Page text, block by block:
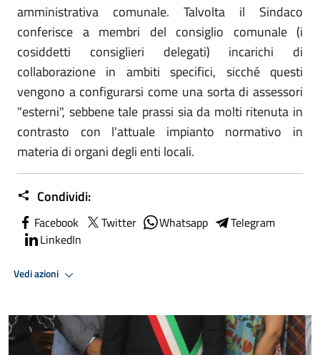
amministrativa comunale. Talvolta il Sindaco
conferisce a membri del consiglio comunale (i
cosiddetti consiglieri delegati) incarichi di
collaborazione in ambiti specifici, sicché questi
vengono a configurarsi come una sorta di assessori
"esterni", sebbene tale prassi sia da molti ritenuta in
contrasto con l'attuale impianto normativo in
materia di organi degli enti locali.
Condividi:
Facebook Twitter Whatsapp
Telegram
LinkedIn
Vedi azioni